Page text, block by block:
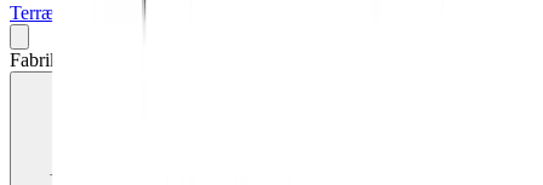
Terrængående gaffeltrucks
Fabrikat kan variere